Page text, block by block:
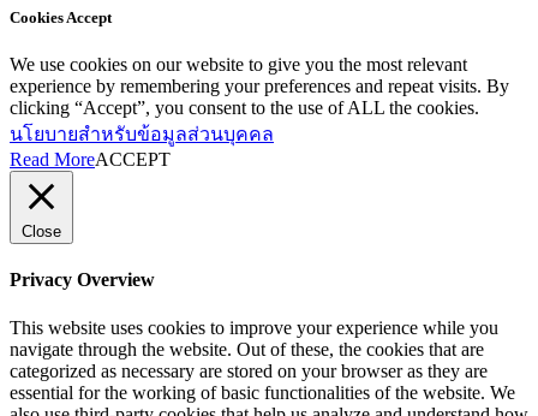
Cookies Accept
We use cookies on our website to give you the most relevant
experience by remembering your preferences and repeat visits. By
clicking “Accept”, you consent to the use of ALL the cookies.
นโยบายสำหรับข้อมูลส่วนบุคคล
Read MoreACCEPT
Close
Privacy Overview
This website uses cookies to improve your experience while you
navigate through the website. Out of these, the cookies that are
categorized as necessary are stored on your browser as they are
essential for the working of basic functionalities of the website. We